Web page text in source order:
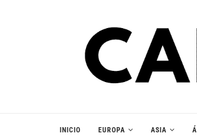
INICIO EUROPA ASIA